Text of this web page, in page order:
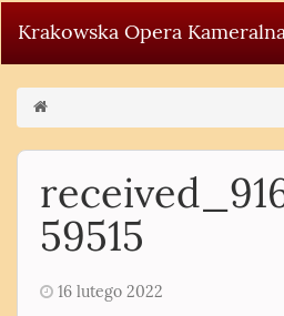
Krakowska Opera
59515
16 lutego 2022